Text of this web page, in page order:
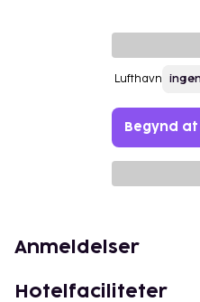
Lufthavn
Begynd
Anmeldelser
Hotelfaciliteter